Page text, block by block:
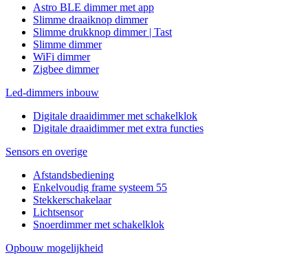
Astro BLE dimmer met app
Slimme draaiknop dimmer
Slimme drukknop dimmer | Tast
Slimme dimmer
WiFi dimmer
Zigbee dimmer
Led-dimmers inbouw
Digitale draaidimmer met schakelklok
Digitale draaidimmer met extra functies
Sensors en overige
Afstandsbediening
Enkelvoudig frame systeem 55
Stekkerschakelaar
Lichtsensor
Snoerdimmer met schakelklok
Opbouw mogelijkheid